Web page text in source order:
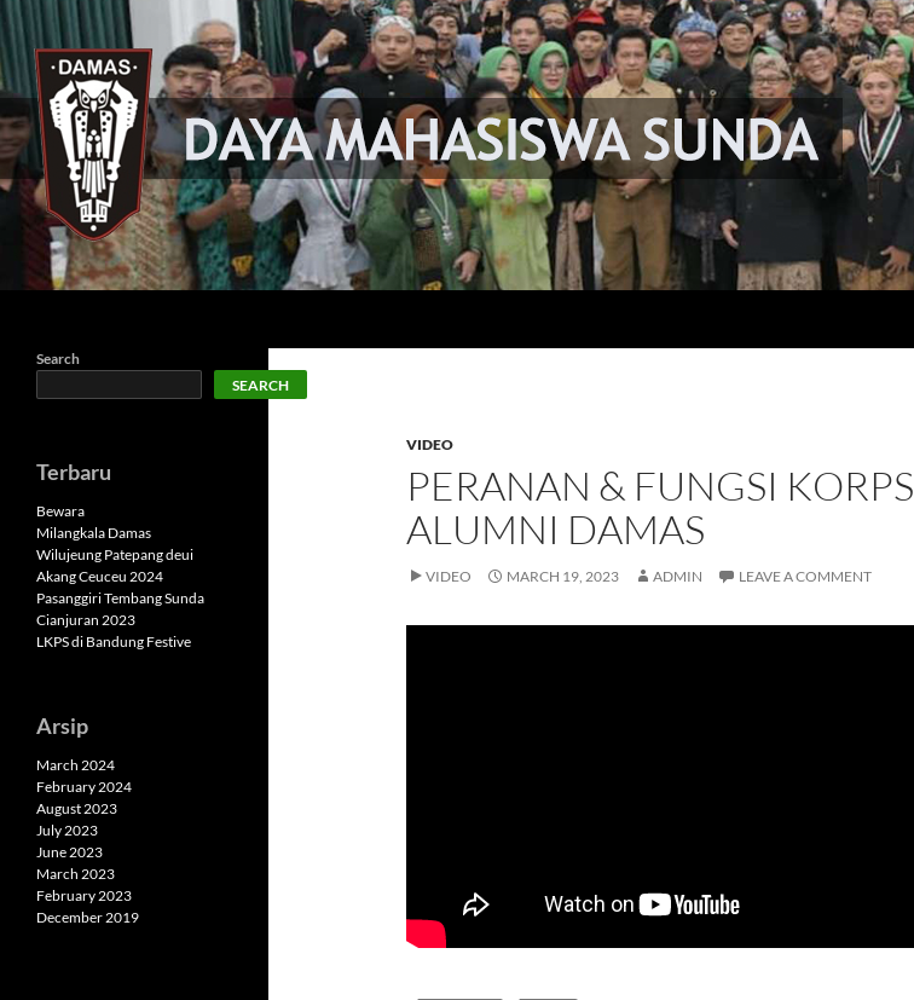
Skip
to
content
VIDEO
PERANAN & FUNGSI KORPS
ALUMNI DAMAS
VIDEO MARCH 19, 2023 ADMIN LEAVE A COMMENT
Daya Mahasiswa Sunda
Search
SEARCH
Terbaru
Bewara
Milangkala Damas
Wilujeung Patepang deui
Akang Ceuceu 2024
Pasanggiri Tembang Sunda
Cianjuran 2023
LKPS di Bandung Festive
Arsip
March 2024
February 2024
August 2023
July 2023
June 2023
March 2023
February 2023
December 2019